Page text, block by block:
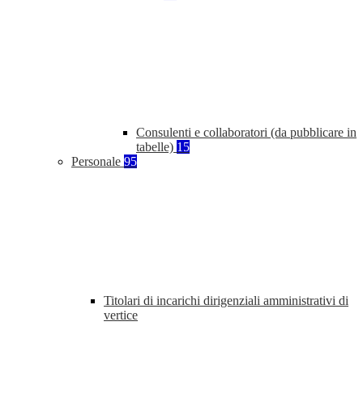
Consulenti e collaboratori (da pubblicare in
tabelle) 15
Personale 95
Titolari di incarichi dirigenziali amministrativi di
vertice